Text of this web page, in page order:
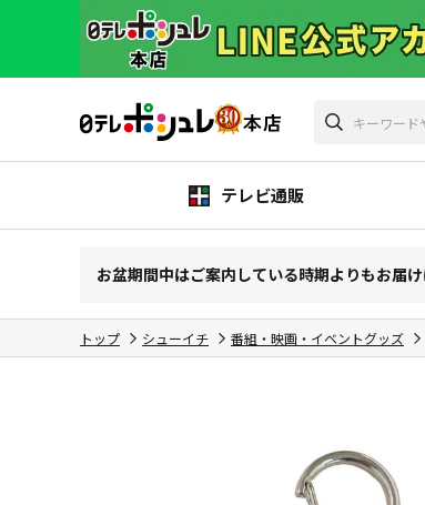
テレビ通販
お盆期間中はご案内している時期よりもお届
トップ シューイチ 番組・映画・イベントグッズ